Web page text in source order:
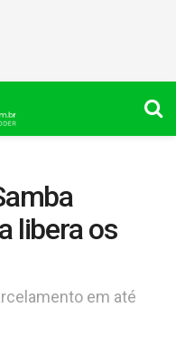
libera os
em até